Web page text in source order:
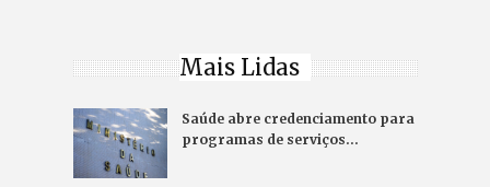
Mais Lidas
Saúde abre credenciamento para
programas de serviços…